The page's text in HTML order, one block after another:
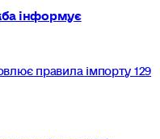
інформує
правила імпорту 129